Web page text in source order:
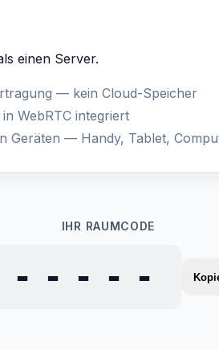
einen Server.
— kein Cloud-Speicher
WebRTC integriert
Geräten — Handy, Tablet,
IHR RAUMCODE